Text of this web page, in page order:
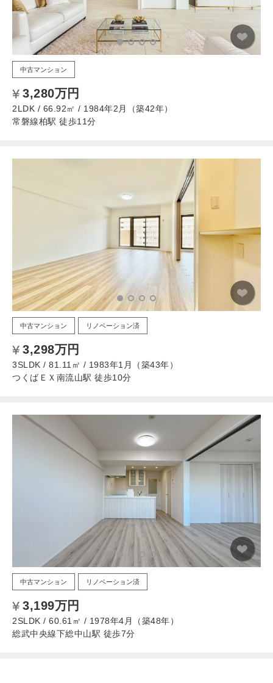
中古マンション
3,280万円
2LDK / 66.92㎡ / 1984年2月（築42年）
常磐線柏駅 徒歩11分
中古マンション リノベーション済
3,298万円
3SLDK / 81.11㎡ / 1983年1月（築43年）
つくばＥＸ南流山駅 徒歩10分
中古マンション リノベーション済
3,199万円
2SLDK / 60.61㎡ / 1978年4月（築48年）
総武中央線下総中山駅 徒歩7分